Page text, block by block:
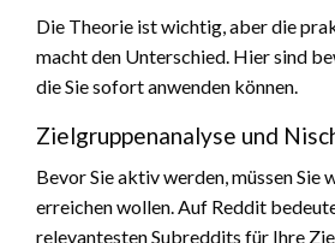
Die Theorie ist wichtig, aber die
macht den Unterschied. Hier sind
die Sie sofort anwenden können.
Zielgruppenanalyse und
Bevor Sie aktiv werden, müssen Sie
erreichen wollen. Auf Reddit
relevantesten Subreddits für Ihre